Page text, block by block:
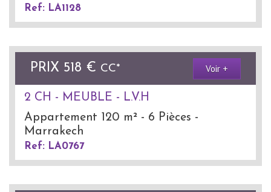
Ref: LA1128
PRIX 518 € CC* Voir +
2 CH - MEUBLE - L.V.H
Appartement 120 m² - 6 Pièces -
Marrakech
Ref: LA0767